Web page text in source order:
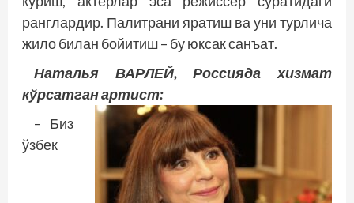
ранглардир. Палитрани яратиш ва уни турлича
жило билан бойитиш – бу юксак санъат.
Наталья ВАРЛЕЙ, Россияда хизмат
кўрсатган артист:
– Биз
ўзбек